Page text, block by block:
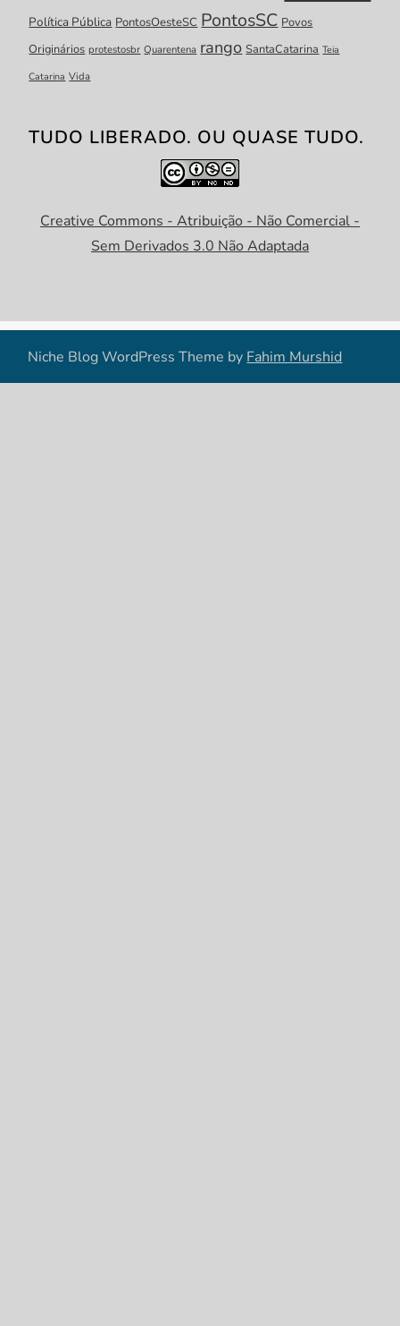
Política Pública PontosOesteSC PontosSC Povos
Originários protestosbr Quarentena rango SantaCatarina Teia
Catarina Vida
TUDO LIBERADO. OU QUASE TUDO.
Creative Commons - Atribuição - Não Comercial -
Sem Derivados 3.0 Não Adaptada
Niche Blog WordPress Theme byFahim Murshid